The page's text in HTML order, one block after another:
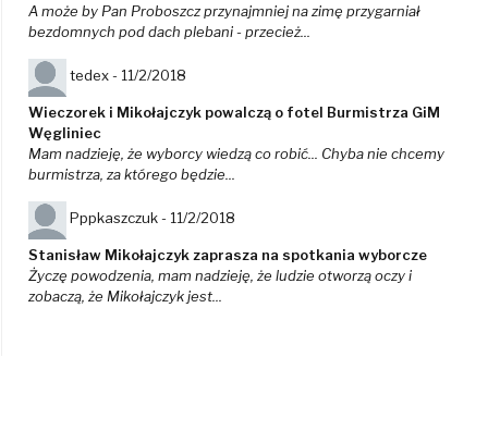
A może by Pan Proboszcz przynajmniej na zimę przygarniał
bezdomnych pod dach plebani - przecież...
tedex - 11/2/2018
Wieczorek i Mikołajczyk powalczą o fotel Burmistrza GiM
Węgliniec
Mam nadzieję, że wyborcy wiedzą co robić... Chyba nie chcemy
burmistrza, za którego będzie...
Pppkaszczuk - 11/2/2018
Stanisław Mikołajczyk zaprasza na spotkania wyborcze
Życzę powodzenia, mam nadzieję, że ludzie otworzą oczy i
zobaczą, że Mikołajczyk jest...